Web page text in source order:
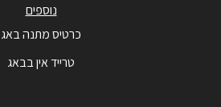
נוספים
כרטיס מתנה באג
טרייד אין בבאג